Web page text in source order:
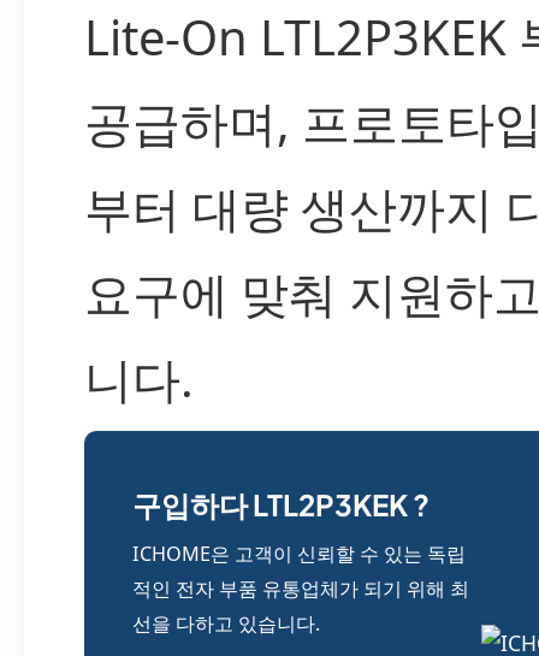
Lite-On LTL2P3KEK
공급하며, 프로토타
부터 대량 생산까지
요구에 맞춰 지원하
니다.
구입하다 LTL2P3KEK ?
ICHOME은 고객이 신뢰할 수 있는 독립
적인 전자 부품 유통업체가 되기 위해 최
선을 다하고 있습니다.